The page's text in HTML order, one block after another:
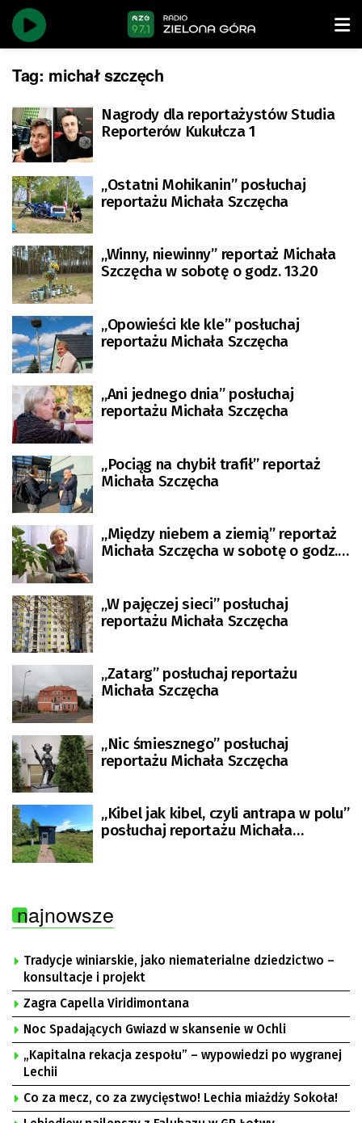
Tag: michał szczęch
Nagrody dla reportażystów Studia
Reporterów Kukułcza 1
„Ostatni Mohikanin” posłuchaj
reportażu Michała Szczęcha
„Winny, niewinny” reportaż Michała
Szczęcha w sobotę o godz. 13.20
„Opowieści kle kle” posłuchaj
reportażu Michała Szczęcha
„Ani jednego dnia” posłuchaj
reportażu Michała Szczęcha
„Pociąg na chybił trafił” reportaż
Michała Szczęcha
„Między niebem a ziemią” reportaż
Michała Szczęcha w sobotę o godz.
„W pajęczej sieci” posłuchaj
reportażu Michała Szczęcha
„Zatarg” posłuchaj reportażu
Michała Szczęcha
„Nic śmiesznego” posłuchaj
reportażu Michała Szczęcha
„Kibel jak kibel, czyli antrapa w polu”
posłuchaj reportażu Michała
najnowsze
Tradycje winiarskie, jako niematerialne dziedzictwo –
konsultacje i projekt
Zagra Capella Viridimontana
Noc Spadających Gwiazd w skansenie w Ochli
„Kapitalna rekacja zespołu” – wypowiedzi po wygranej
Lechii
Co za mecz, co za zwycięstwo! Lechia miażdży Sokoła!